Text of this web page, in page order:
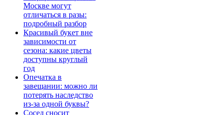
Москве могут
отличаться в разы:
подробный разбор
Красивый букет вне
зависимости от
сезона: какие цветы
доступны круглый
год
Опечатка в
завещании: можно ли
потерять наследство
из-за одной буквы?
Сосед сносит